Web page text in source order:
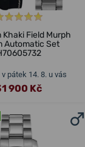
Khaki Field Murph
Automatic Set
v pátek 14. 8. u vás
900 Kč